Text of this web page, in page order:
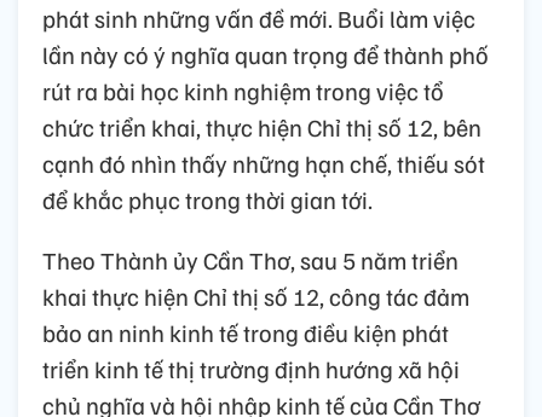
phát sinh những vấn đề mới. Buổi làm việc
lần này có ý nghĩa quan trọng để thành phố
rút ra bài học kinh nghiệm trong việc tổ
chức triển khai, thực hiện Chỉ thị số 12, bên
cạnh đó nhìn thấy những hạn chế, thiếu sót
để khắc phục trong thời gian tới.
Theo Thành ủy Cần Thơ, sau 5 năm triển
khai thực hiện Chỉ thị số 12, công tác đảm
bảo an ninh kinh tế trong điều kiện phát
triển kinh tế thị trường định hướng xã hội
chủ nghĩa và hội nhập kinh tế của Cần Thơ